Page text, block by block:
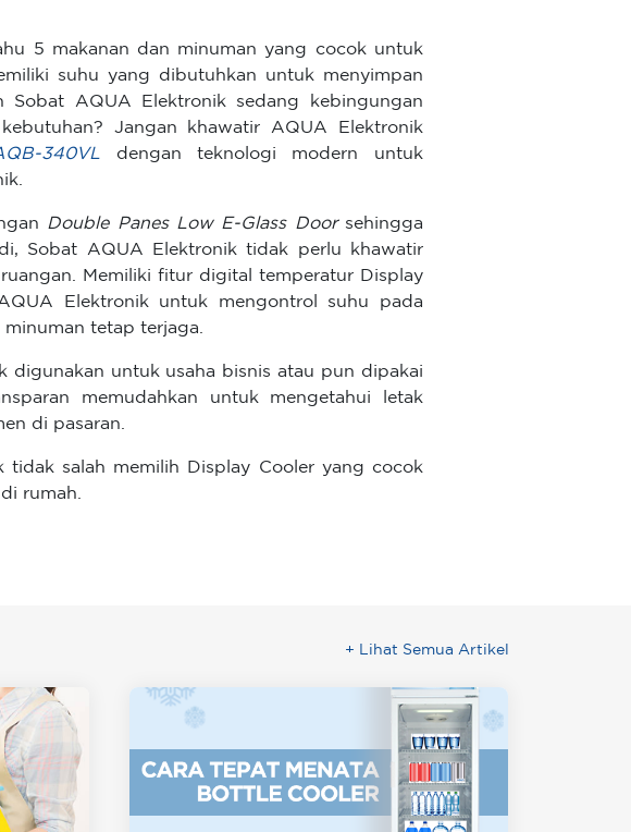
5 makanan dan minuman yang cocok untuk
suhu yang dibutuhkan untuk menyimpan
Sobat AQUA Elektronik sedang kebingungan
Jangan khawatir AQUA Elektronik
340VL dengan teknologi modern untuk
Double Panes Low E-Glass Doorsehingga
Sobat AQUA Elektronik tidak perlu khawatir
Memiliki fitur digital temperatur Display
Elektronik untuk mengontrol suhu pada
tetap terjaga.
digunakan untuk usaha bisnis atau pun dipakai
memudahkan untuk mengetahui letak
di pasaran.
salah memilih Display Cooler yang cocok
rumah.
+ Lihat Semua Artikel